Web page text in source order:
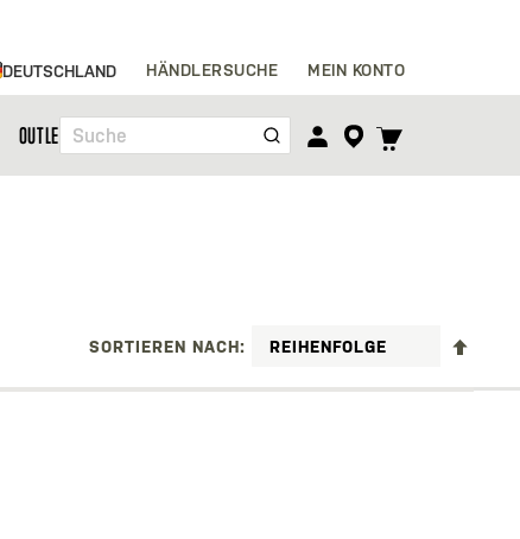
DEUTSCHLAND HÄNDLERSUCHE MEIN KONTO
Suche
TOGGLE
OUTLET
SORTIEREN NACH